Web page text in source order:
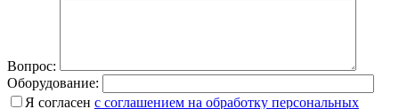
Вопрос:
Оборудование:
Я согласен с соглашением на обработку персональных